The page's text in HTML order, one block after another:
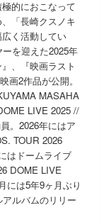
的におこなって
「長崎クスノキ
く活動してい
を迎えた2025年
、『映画ラスト
画2作品が公開。
MASAHA
LIVE 2025 //
。2026年にはア
TOUR 2026
はドームライブ
DOME LIVE
には5年9ヶ月ぶり
ルバムのリリー